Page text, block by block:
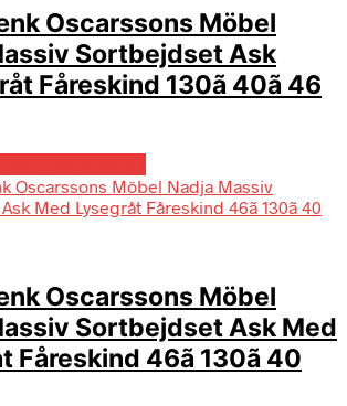
Oscarssons Möbel
Sortbejdset Ask
Fåreskind 130ã 40ã 46
Oscarssons Möbel
Sortbejdset Ask Med
Fåreskind 46ã 130ã 40